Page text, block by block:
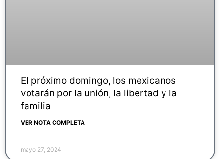
El próximo domingo, los mexicanos
votarán por la unión, la libertad y la
familia
VER NOTA COMPLETA
mayo 27, 2024